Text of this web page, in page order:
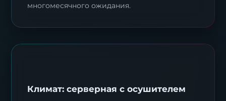
многомесячного ожидания.
Климат: серверная с осушителем